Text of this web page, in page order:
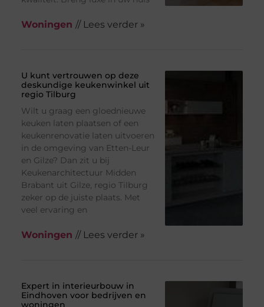
Woningen // Lees verder »
U kunt vertrouwen op deze
deskundige keukenwinkel uit
regio Tilburg
Wilt u graag een gloednieuwe
keuken laten plaatsen of een
keukenrenovatie laten uitvoeren
in de omgeving van Etten-Leur
en Gilze? Dan zit u bij
Keukenarchitectuur Midden
Brabant uit Gilze, regio Tilburg
zeker op de juiste plaats. Met
veel ervaring en
Woningen // Lees verder »
Expert in interieurbouw in
Eindhoven voor bedrijven en
woningen